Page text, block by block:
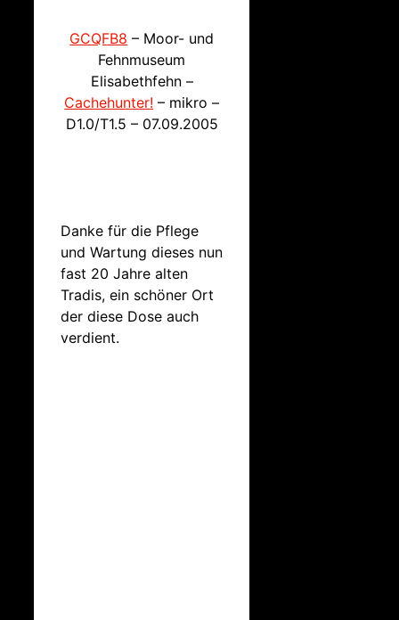
GCQFB8 – Moor- und
Fehnmuseum
Elisabethfehn –
Cachehunter! – mikro –
D1.0/T1.5 – 07.09.2005
Danke für die Pflege
und Wartung dieses nun
fast 20 Jahre alten
Tradis, ein schöner Ort
der diese Dose auch
verdient.